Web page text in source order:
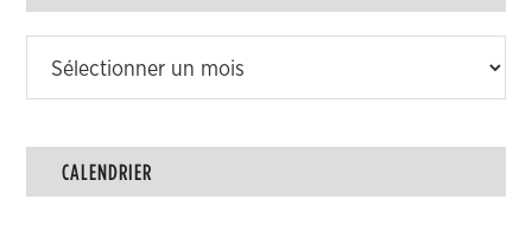
CALENDRIER